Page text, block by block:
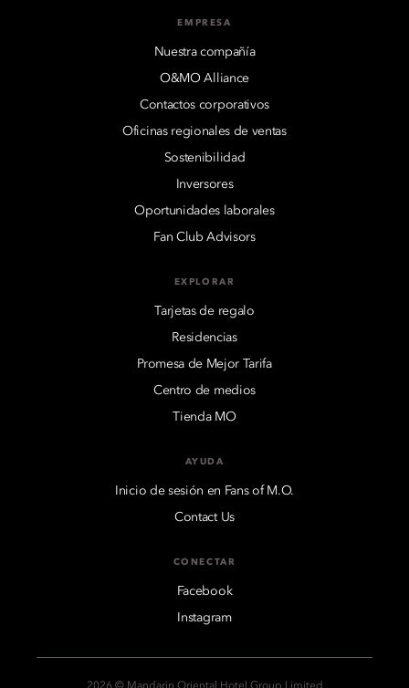
EMPRESA
Nuestra compañía
O&MO Alliance
Contactos corporativos
Oficinas regionales de ventas
Sostenibilidad
Inversores
Oportunidades laborales
Fan Club Advisors
EXPLORAR
Tarjetas de regalo
Residencias
Promesa de Mejor Tarifa
Centro de medios
Tienda MO
AYUDA
Inicio de sesión en Fans of M.O.
Contact Us
CONECTAR
Facebook
Instagram